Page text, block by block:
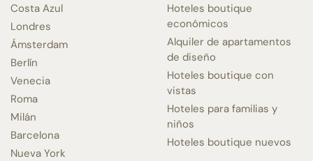
Costa Azul
Londres
Ámsterdam
Berlín
Venecia
Roma
Milán
Barcelona
Nueva York
Hoteles boutique
económicos
Alquiler de apartamentos
de diseño
Hoteles boutique con
vistas
Hoteles para familias y
niños
Hoteles boutique nuevos